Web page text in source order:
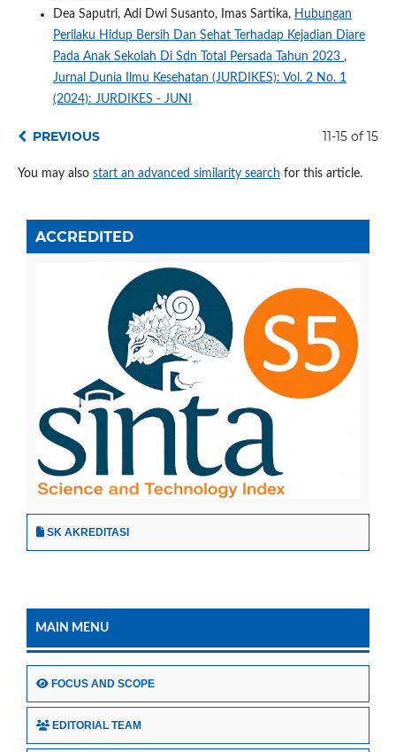
Dea Saputri, Adi Dwi Susanto, Imas Sartika, Hubungan
Perilaku Hidup Bersih Dan Sehat Terhadap Kejadian Diare
Pada Anak Sekolah Di Sdn Total Persada Tahun 2023 ,
Jurnal Dunia Ilmu Kesehatan (JURDIKES): Vol. 2 No. 1
(2024): JURDIKES - JUNI
PREVIOUS 11-15 of 15
You may also start an advanced similarity search for this article.
ACCREDITED
SK AKREDITASI
MAIN MENU
FOCUS AND SCOPE
EDITORIAL TEAM